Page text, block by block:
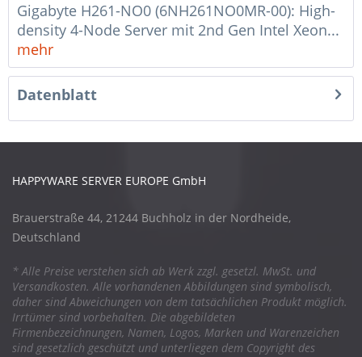
Gigabyte H261-NO0 (6NH261NO0MR-00): High-
density 4-Node Server mit 2nd Gen Intel Xeon...
mehr
Datenblatt
HAPPYWARE SERVER EUROPE GmbH
Brauerstraße 44, 21244 Buchholz in der Nordheide,
Deutschland
* Alle Preise verstehen sich ab Werk zzgl. gesetzl. MwSt. und
Versandkosten. Alle vorhandenen Abbildungen sind symbolisch,
daher sind Abweichungen von dem tatsächlichen Produkt möglich.
Irrtümer sind vorbehalten. Die abgebildeten
Firmenbezeichnungen, Namen, Logos, Marken und Warenzeichen
sind gesetzlich geschützt und unterliegen dem Copyright des